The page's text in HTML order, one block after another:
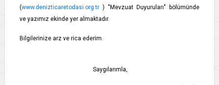
(www.denizticaretodasi.org.tr ) "Mevzuat Duyuruları" bölümünde
ve yazımız ekinde yer almaktadır.
Bilgilerinize arz ve rica ederim.
Saygılarımla,